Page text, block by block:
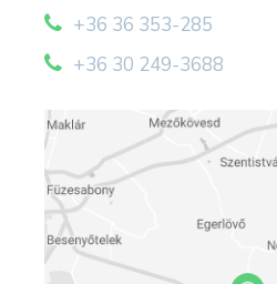
forrás:
; facebook/
+36 36 353-285
+36 30 249-3688